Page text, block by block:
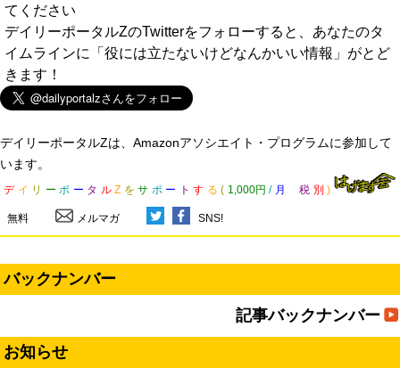
てください
デイリーポータルZのTwitterをフォローすると、あなたのタ
イムラインに「役には立たないけどなんかいい情報」がとど
きます！
デイリーポータルZは、Amazonアソシエイト・プログラムに参加して
います。
デ イ リ ー ポ ー タ ル Z を サ ポ ー ト す る ( 1,000円 / 月 税 別 )
無料 メルマガ SNS!
バックナンバー
記事バックナンバー
お知らせ